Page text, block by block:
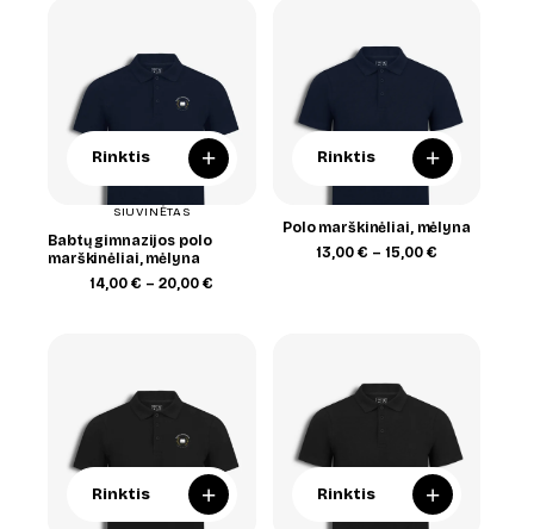
Rinktis +
SIUVINĖTAS
Babtų gimnazijos polo
marškinėliai, mėlyna
14,00€ – 20,00€
Rinktis +
Polo marškinėliai, mėlyna
13,00 € – 15,00 €Price
Rinktis + Rinktis +